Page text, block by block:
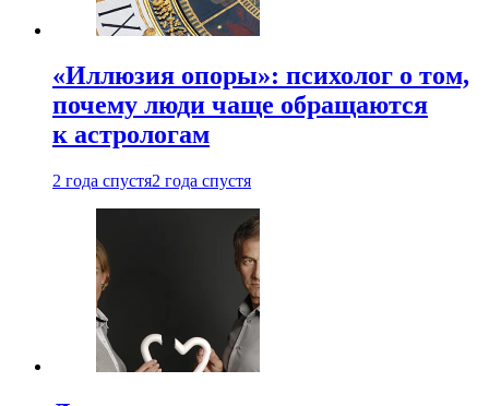
«Иллюзия опоры»: психолог о том,
почему люди чаще обращаются
к астрологам
2 года спустя2 года спустя